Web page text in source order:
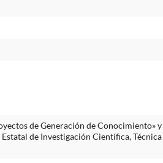
de Generación de Conocimiento»
de Investigación Científica, Técnica